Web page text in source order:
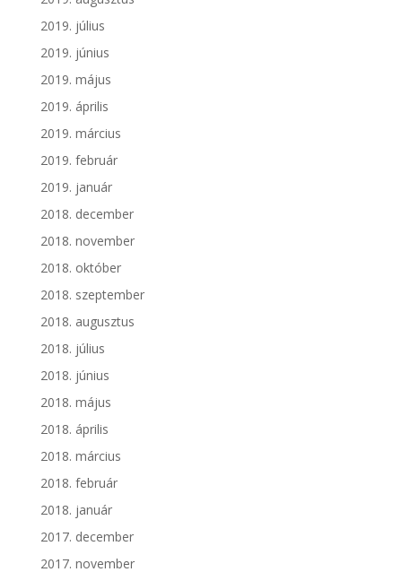
2019. július
2019. június
2019. május
2019. április
2019. március
2019. február
2019. január
2018. december
2018. november
2018. október
2018. szeptember
2018. augusztus
2018. július
2018. június
2018. május
2018. április
2018. március
2018. február
2018. január
2017. december
2017. november